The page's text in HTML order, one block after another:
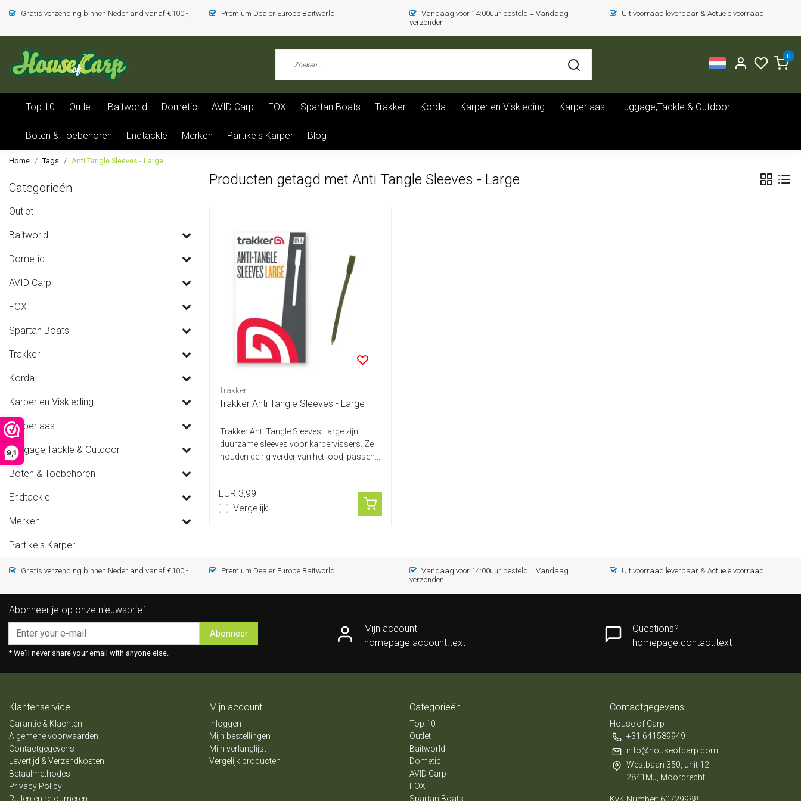
9,1
Gratis verzending binnen Nederland vanaf €100,- Premium Dealer Europe Baitworld
Vandaag voor 14:00uur besteld = Vandaag
verzonden
Uit voorraad leverbaar & Actuele voorraad
0
Top 10 Outlet Baitworld Dometic AVID Carp FOX Spartan Boats Trakker Korda Karper en Viskleding Karper aas Luggage,Tackle & Outdoor
Boten & Toebehoren Endtackle Merken Partikels Karper Blog
Home Tags Anti Tangle Sleeves - Large
Categorieën
Outlet
Baitworld
Dometic
AVID Carp
FOX
Spartan Boats
Trakker
Korda
Karper en Viskleding
Karper aas
Luggage,Tackle & Outdoor
Boten & Toebehoren
Endtackle
Merken
Partikels Karper
Producten getagd met Anti Tangle Sleeves - Large
Trakker
Trakker Anti Tangle Sleeves - Large
Trakker Anti Tangle Sleeves Large zijn
duurzame sleeves voor karpervissers. Ze
houden de rig verder van het lood, passen...
EUR 3,99
Vergelijk
Gratis verzending binnen Nederland vanaf €100,- Premium Dealer Europe Baitworld
Vandaag voor 14:00uur besteld = Vandaag
verzonden
Uit voorraad leverbaar & Actuele voorraad
Abonneer je op onze nieuwsbrief
Abonneer
* We'll never share your email with anyone else.
Mijn account
homepage.account.text
Questions?
homepage.contact.text
Klantenservice
Garantie & Klachten
Algemene voorwaarden
Contactgegevens
Levertijd & Verzendkosten
Betaalmethodes
Privacy Policy
Ruilen en retourneren
Mijn account
Inloggen
Mijn bestellingen
Mijn verlanglijst
Vergelijk producten
Categorieën
Top 10
Outlet
Baitworld
Dometic
AVID Carp
FOX
Spartan Boats
Contactgegevens
House of Carp
+31 641589949
info@houseofcarp.com
Westbaan 350, unit 12
2841MJ, Moordrecht